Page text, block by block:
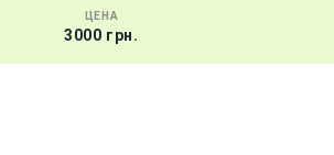
ЦЕНА
3000 грн.